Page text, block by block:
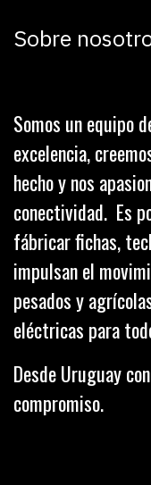
Sobre
Somos un equipo
excelencia,
hecho y nos
conectividad. Es
fábricar fichas,
impulsan el
pesados y
eléctricas para
Desde Uruguay
compromiso.